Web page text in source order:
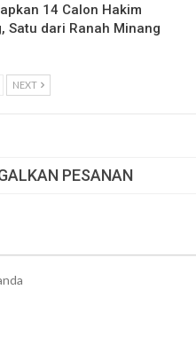
14 Calon Hakim
Satu dari Ranah Minang
NEXT
PESANAN